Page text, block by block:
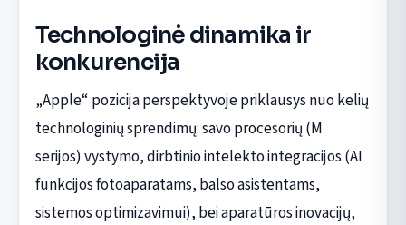
Technologinė dinamika ir
konkurencija
„Apple“ pozicija perspektyvoje priklausys nuo kelių
technologinių sprendimų: savo procesorių (M
serijos) vystymo, dirbtinio intelekto integracijos (AI
funkcijos fotoaparatams, balso asistentams,
sistemos optimizavimui), bei aparatūros inovacijų,